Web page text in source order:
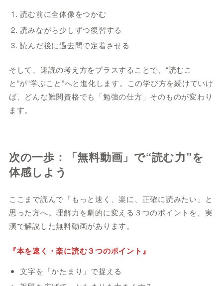
読む前に全体像をつかむ
読みながら少しずつ復習する
読んだ後に過去問で定着させる
そして、速読の考え方をプラスすることで、“読むこ
と”が“学ぶこと”へと進化します。この学び方を続けていけ
ば、どんな難関資格でも「勉強の仕方」そのものが変わり
ます。
次の一歩：「無料動画」で“読む力”を
体感しよう
ここまで読んで「もっと速く、楽に、正確に読みたい」と
思った方へ。理解力を劇的に変える３つのポイントを、実
演で解説した無料動画があります。
『本を速く・楽に読む３つのポイント』
文字を「かたまり」で捉える